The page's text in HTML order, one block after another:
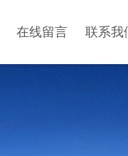
在线留言 联系我